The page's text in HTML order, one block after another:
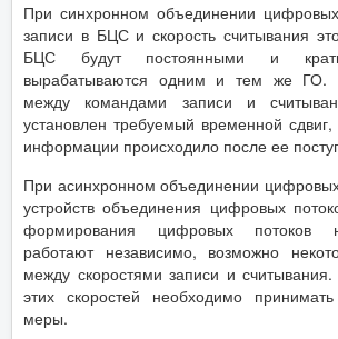
При синхронном объединении цифровых
записи в БЦС и скорость считывания
БЦС будут постоянными и
вырабатываются одним и тем же ГО.
между командами записи и
установлен требуемый временной
информации происходило после ее
При асинхронном объединении
устройств объединения цифровых
формирования цифровых потоков
работают независимо, возможно
между скоростями записи и
этих скоростей необходимо
меры.